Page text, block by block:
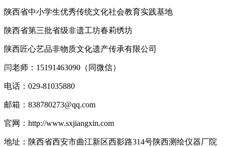
陕西省中小学生优秀传统文化社会教育实践基地
陕西省第三批省级非遗工坊春莉绣坊
陕西匠心艺品非物质文化遗产传承有限公司
闫老师：15191463090（同微信）
电话：029-81035880
邮箱：838780273@qq.com
官网：http://www.sxjiangxin.com
地址：陕西省西安市曲江新区西影路314号陕西测绘仪器厂院